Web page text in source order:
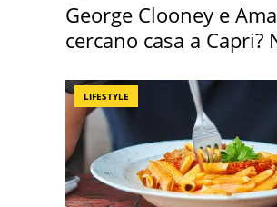
George Clooney e
cercano casa a Capri?
LIFESTYLE